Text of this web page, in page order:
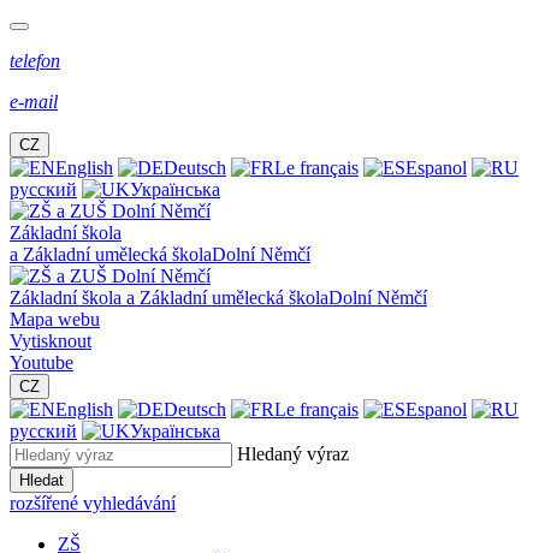
telefon
e-mail
CZ
English Deutsch Le français
Espanol
русский
Українська
Základní škola
a Základní umělecká školaDolní Němčí
Základní škola a Základní umělecká školaDolní Němčí
Mapa webu
Vytisknout
Youtube
CZ
English Deutsch Le français
Espanol
русский
Українська
Hledaný výraz
Hledat
rozšířené vyhledávání
ZŠ